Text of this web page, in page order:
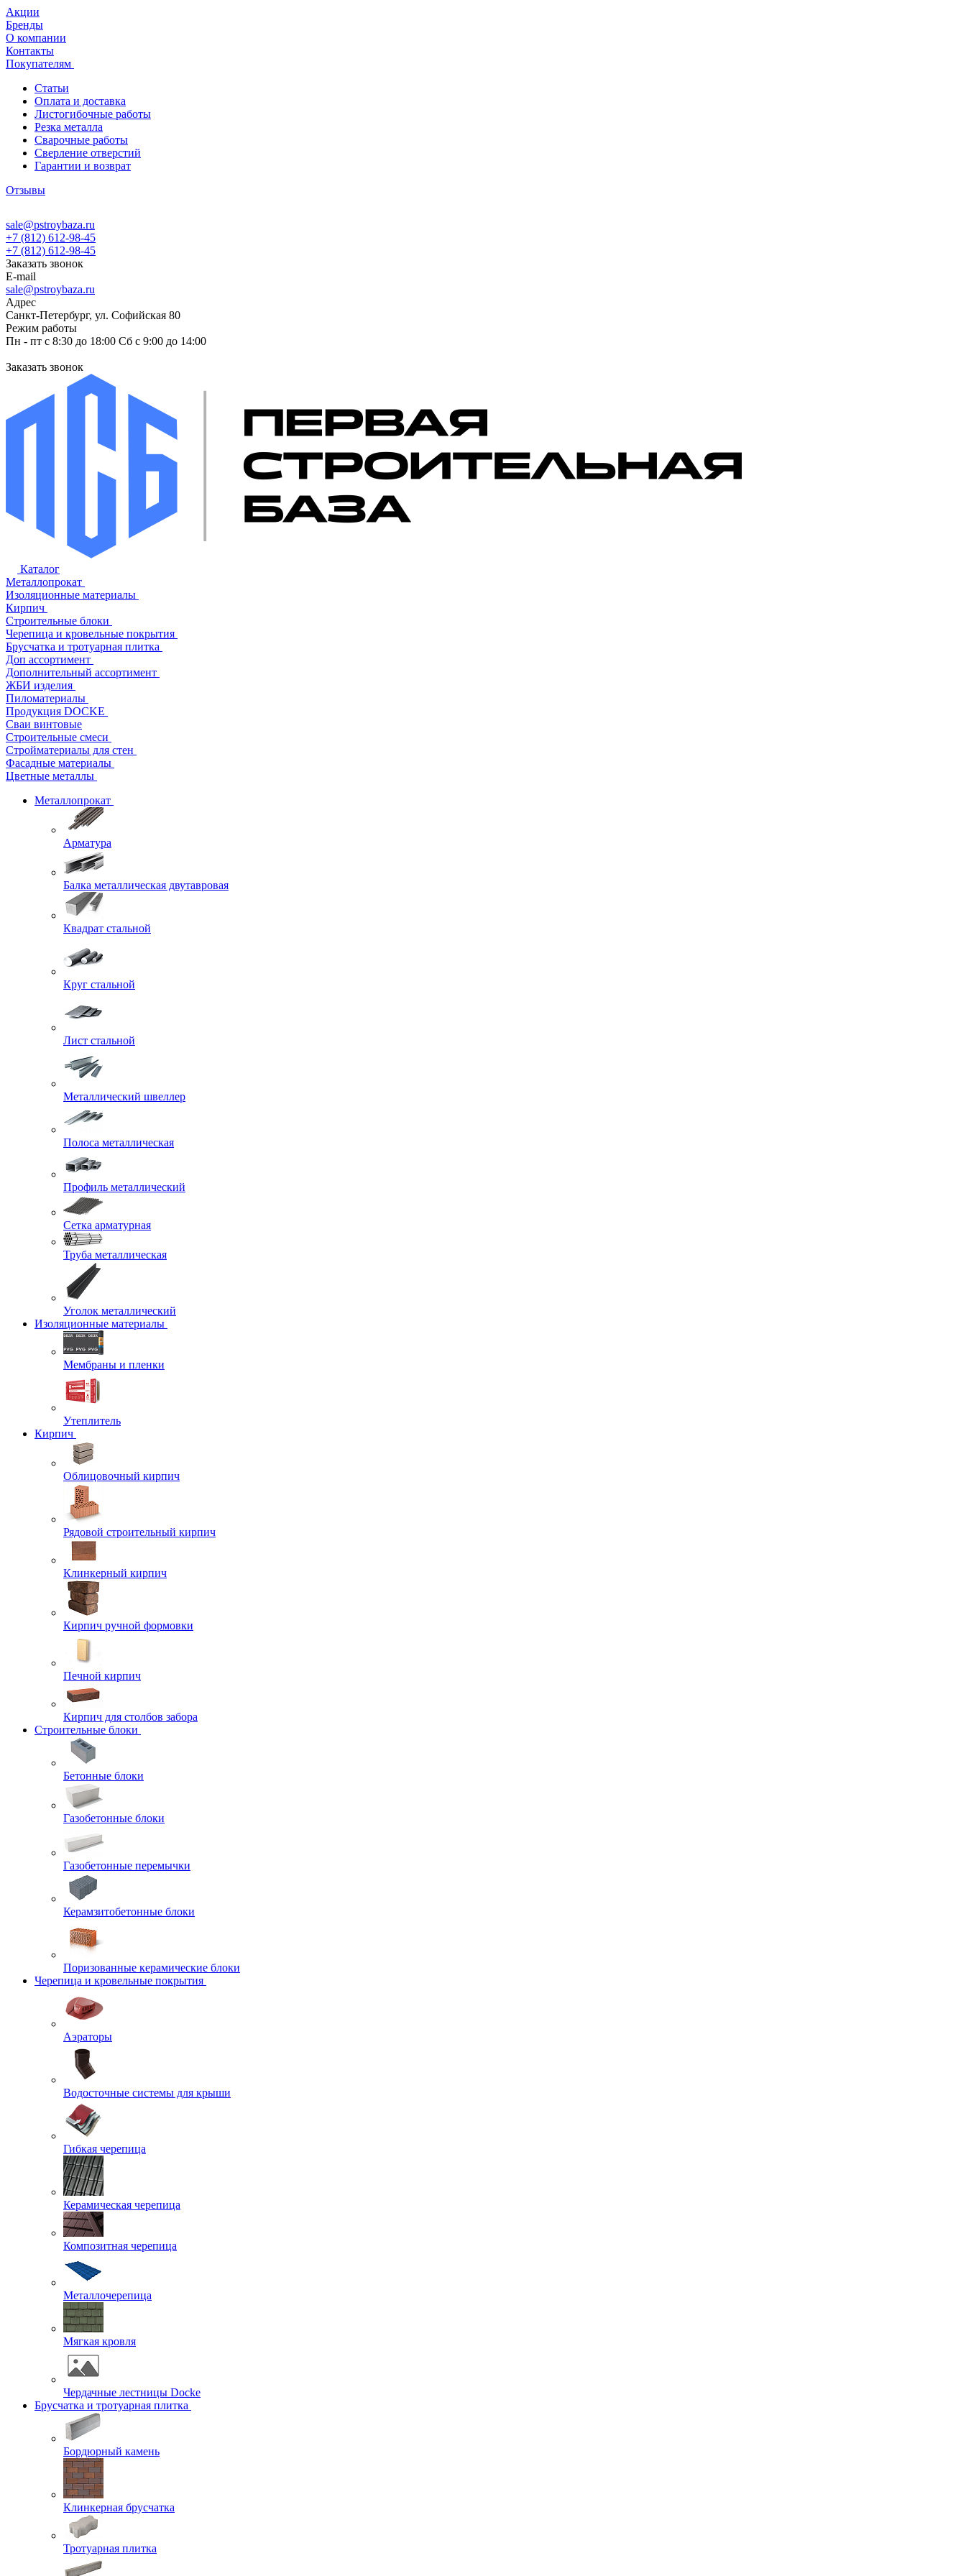
Акции
Бренды
О компании
Контакты
Покупателям
Статьи
Оплата и доставка
Листогибочные работы
Резка металла
Сварочные работы
Сверление отверстий
Гарантии и возврат
Отзывы
sale@pstroybaza.ru
+7 (812) 612-98-45
+7 (812) 612-98-45
Заказать звонок
E-mail
sale@pstroybaza.ru
Адрес
Санкт-Петербург, ул. Софийская 80
Режим работы
Пн - пт с 8:30 до 18:00 Сб с 9:00 до 14:00
Заказать звонок
Каталог
Металлопрокат
Изоляционные материалы
Кирпич
Строительные блоки
Черепица и кровельные покрытия
Брусчатка и тротуарная плитка
Доп ассортимент
Дополнительный ассортимент
ЖБИ изделия
Пиломатериалы
Продукция DOCKE
Сваи винтовые
Строительные смеси
Стройматериалы для стен
Фасадные материалы
Цветные металлы
Металлопрокат
Арматура
Балка металлическая двутавровая
Квадрат стальной
Круг стальной
Лист стальной
Металлический швеллер
Полоса металлическая
Профиль металлический
Сетка арматурная
Труба металлическая
Уголок металлический
Изоляционные материалы
Мембраны и пленки
Утеплитель
Кирпич
Облицовочный кирпич
Рядовой строительный кирпич
Клинкерный кирпич
Кирпич ручной формовки
Печной кирпич
Кирпич для столбов забора
Строительные блоки
Бетонные блоки
Газобетонные блоки
Газобетонные перемычки
Керамзитобетонные блоки
Поризованные керамические блоки
Черепица и кровельные покрытия
Аэраторы
Водосточные системы для крыши
Гибкая черепица
Керамическая черепица
Композитная черепица
Металлочерепица
Мягкая кровля
Чердачные лестницы Docke
Брусчатка и тротуарная плитка
Бордюрный камень
Клинкерная брусчатка
Тротуарная плитка